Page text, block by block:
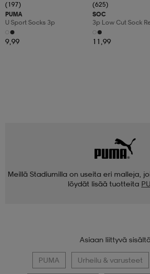
(197)
PUMA
U Sport Socks 3p
9,99
(625)
SOC
3p Low Cut Sock
11,99
Meillä Stadiumilla on useita eri malleja,
löydät lisää tuotteita
Asiaan liittyvä sisältö
PUMA Urheilu & varusteet